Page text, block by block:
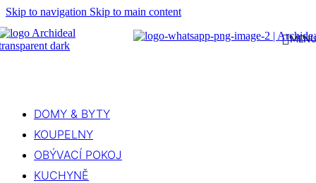
Skip to navigation Skip to main content
DOMY & BYTY
KOUPELNY
OBÝVACÍ POKOJ
KUCHYNĚ